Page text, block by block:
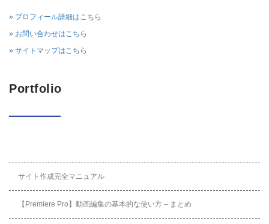
» プロフィール詳細はこちら
» お問い合わせはこちら
» サイトマップはこちら
Portfolio
サイト作成完全マニュアル
【Premiere Pro】動画編集の基本的な使い方 – まとめ